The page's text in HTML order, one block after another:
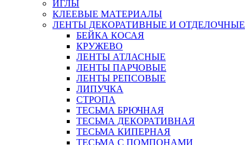
ИГЛЫ
КЛЕЕВЫЕ МАТЕРИАЛЫ
ЛЕНТЫ ДЕКОРАТИВНЫЕ И ОТДЕЛОЧНЫЕ
БЕЙКА КОСАЯ
КРУЖЕВО
ЛЕНТЫ АТЛАСНЫЕ
ЛЕНТЫ ПАРЧОВЫЕ
ЛЕНТЫ РЕПСОВЫЕ
ЛИПУЧКА
СТРОПА
ТЕСЬМА БРЮЧНАЯ
ТЕСЬМА ДЕКОРАТИВНАЯ
ТЕСЬМА КИПЕРНАЯ
ТЕСЬМА С ПОМПОНАМИ